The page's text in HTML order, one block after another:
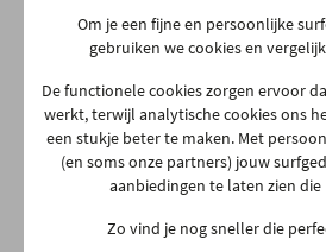
Hoofdmateriaal Hout
Woonstijl
2500 Lier
03 480 42 26
Ma
10:00
Di
10:00
Woe
10:00
Om je een fijne en persoonlijke
gebruiken we cookies en
De functionele cookies zorgen ervoor
werkt, terwijl analytische cookies ons
een stukje beter te maken. Met
(en soms onze partners) jouw
aanbiedingen te laten zien die
Zo vind je nog sneller die